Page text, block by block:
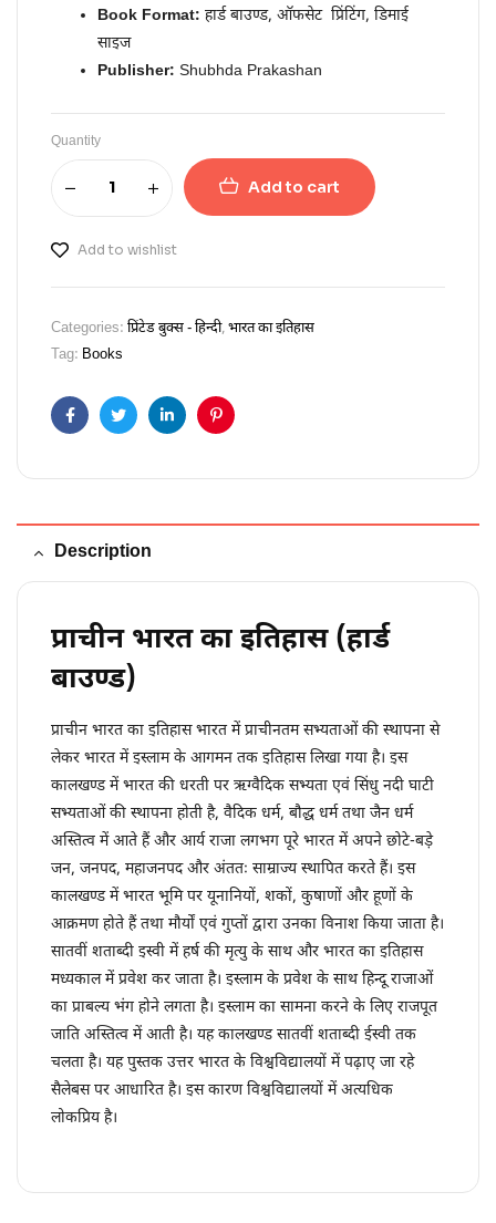
Book Format: हार्ड बाउण्ड, ऑफसेट प्रिंटिंग, डिमाई
साइज
Publisher: Shubhda Prakashan
Quantity
Add to cart
Add to wishlist
Categories: प्रिंटेड बुक्स - हिन्दी,भारत का इतिहास
Tag: Books
FacebookTwitterLinkedinPinterest
Description
प्राचीन भारत का इतिहास (हार्ड
बाउण्ड)
प्राचीन भारत का इतिहास भारत में प्राचीनतम सभ्यताओं की स्थापना से
लेकर भारत में इस्लाम के आगमन तक इतिहास लिखा गया है। इस
कालखण्ड में भारत की धरती पर ऋग्वैदिक सभ्यता एवं सिंधु नदी घाटी
सभ्यताओं की स्थापना होती है, वैदिक धर्म, बौद्ध धर्म तथा जैन धर्म
अस्तित्व में आते हैं और आर्य राजा लगभग पूरे भारत में अपने छोटे-बड़े
जन, जनपद, महाजनपद और अंततः साम्राज्य स्थापित करते हैं। इस
कालखण्ड में भारत भूमि पर यूनानियों, शकों, कुषाणों और हूणों के
आक्रमण होते हैं तथा मौर्यों एवं गुप्तों द्वारा उनका विनाश किया जाता है।
सातवीं शताब्दी इस्वी में हर्ष की मृत्यु के साथ और भारत का इतिहास
मध्यकाल में प्रवेश कर जाता है। इस्लाम के प्रवेश के साथ हिन्दू राजाओं
का प्राबल्य भंग होने लगता है। इस्लाम का सामना करने के लिए राजपूत
जाति अस्तित्व में आती है। यह कालखण्ड सातवीं शताब्दी ईस्वी तक
चलता है। यह पुस्तक उत्तर भारत के विश्वविद्यालयों में पढ़ाए जा रहे
सैलेबस पर आधारित है। इस कारण विश्वविद्यालयों में अत्यधिक
लोकप्रिय है।